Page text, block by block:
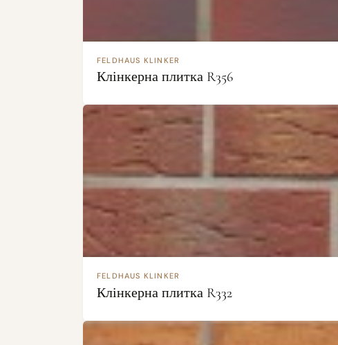
FELDHAUS KLINKER
Клінкерна плитка R356
FELDHAUS KLINKER
Клінкерна плитка R332